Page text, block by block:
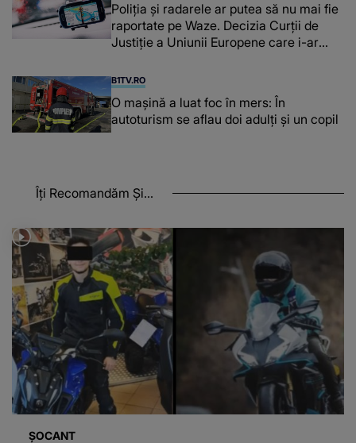
Poliţia şi radarele ar putea să nu mai fie
raportate pe Waze. Decizia Curţii de
Justiție a Uniunii Europene care i-ar
B1TV.RO
O maşină a luat foc în mers: În
autoturism se aflau doi adulți și un copil
Îți Recomandăm Și...
ȘOCANT